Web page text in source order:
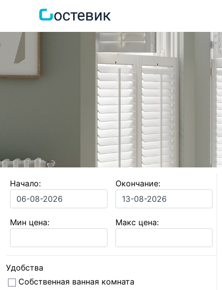
Начало: Окончание:
Мин цена: Макс цена:
Удобства
Собственная ванная комната